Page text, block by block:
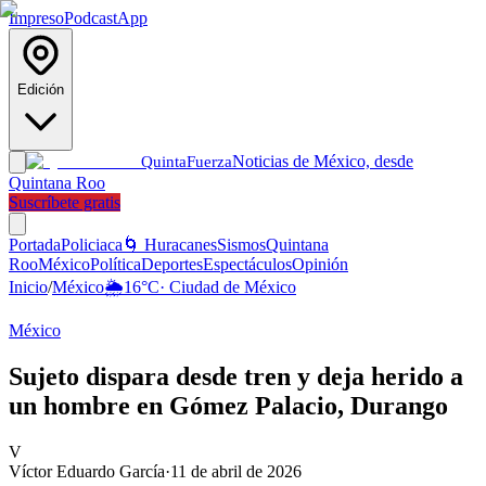
ImpresoPodcastApp
Edición
QuintaFuerzaNoticias de México, desde
Quintana Roo
Suscríbete gratis
PortadaPoliciaca 🌀 HuracanesSismosQuintana
RooMéxicoPolíticaDeportesEspectáculosOpinión
Inicio/México🌦️16°C· Ciudad de México
México
Sujeto dispara desde tren y deja herido a
un hombre en Gómez Palacio, Durango
V
Víctor Eduardo García·11 de abril de 2026